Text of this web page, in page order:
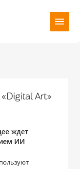
«Digital Art»
ждет
ИИ